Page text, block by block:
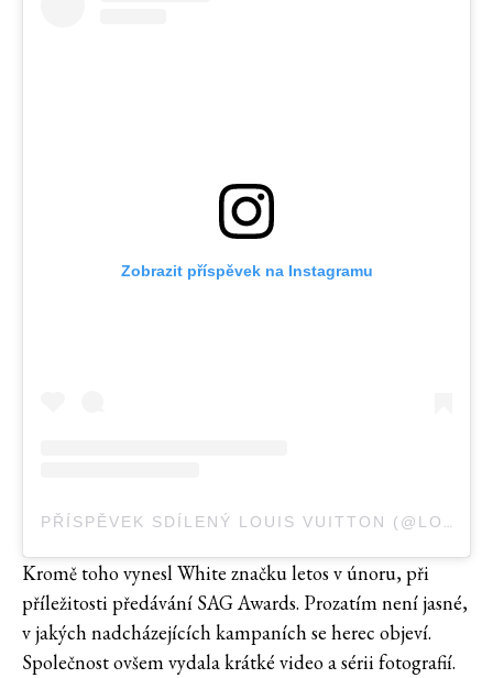
Zobrazit příspěvek na Instagramu
PŘÍSPĚVEK SDÍLENÝ LOUIS VUITTON (@LOUISVUITTON)
Kromě toho vynesl White značku letos v únoru, při
příležitosti předávání SAG Awards. Prozatím není jasné,
v jakých nadcházejících kampaních se herec objeví.
Společnost ovšem vydala krátké video a sérii fotografií.